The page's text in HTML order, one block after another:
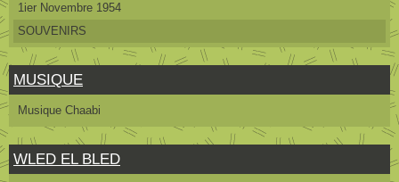
1ier Novembre 1954
SOUVENIRS
MUSIQUE
Musique Chaabi
WLED EL BLED